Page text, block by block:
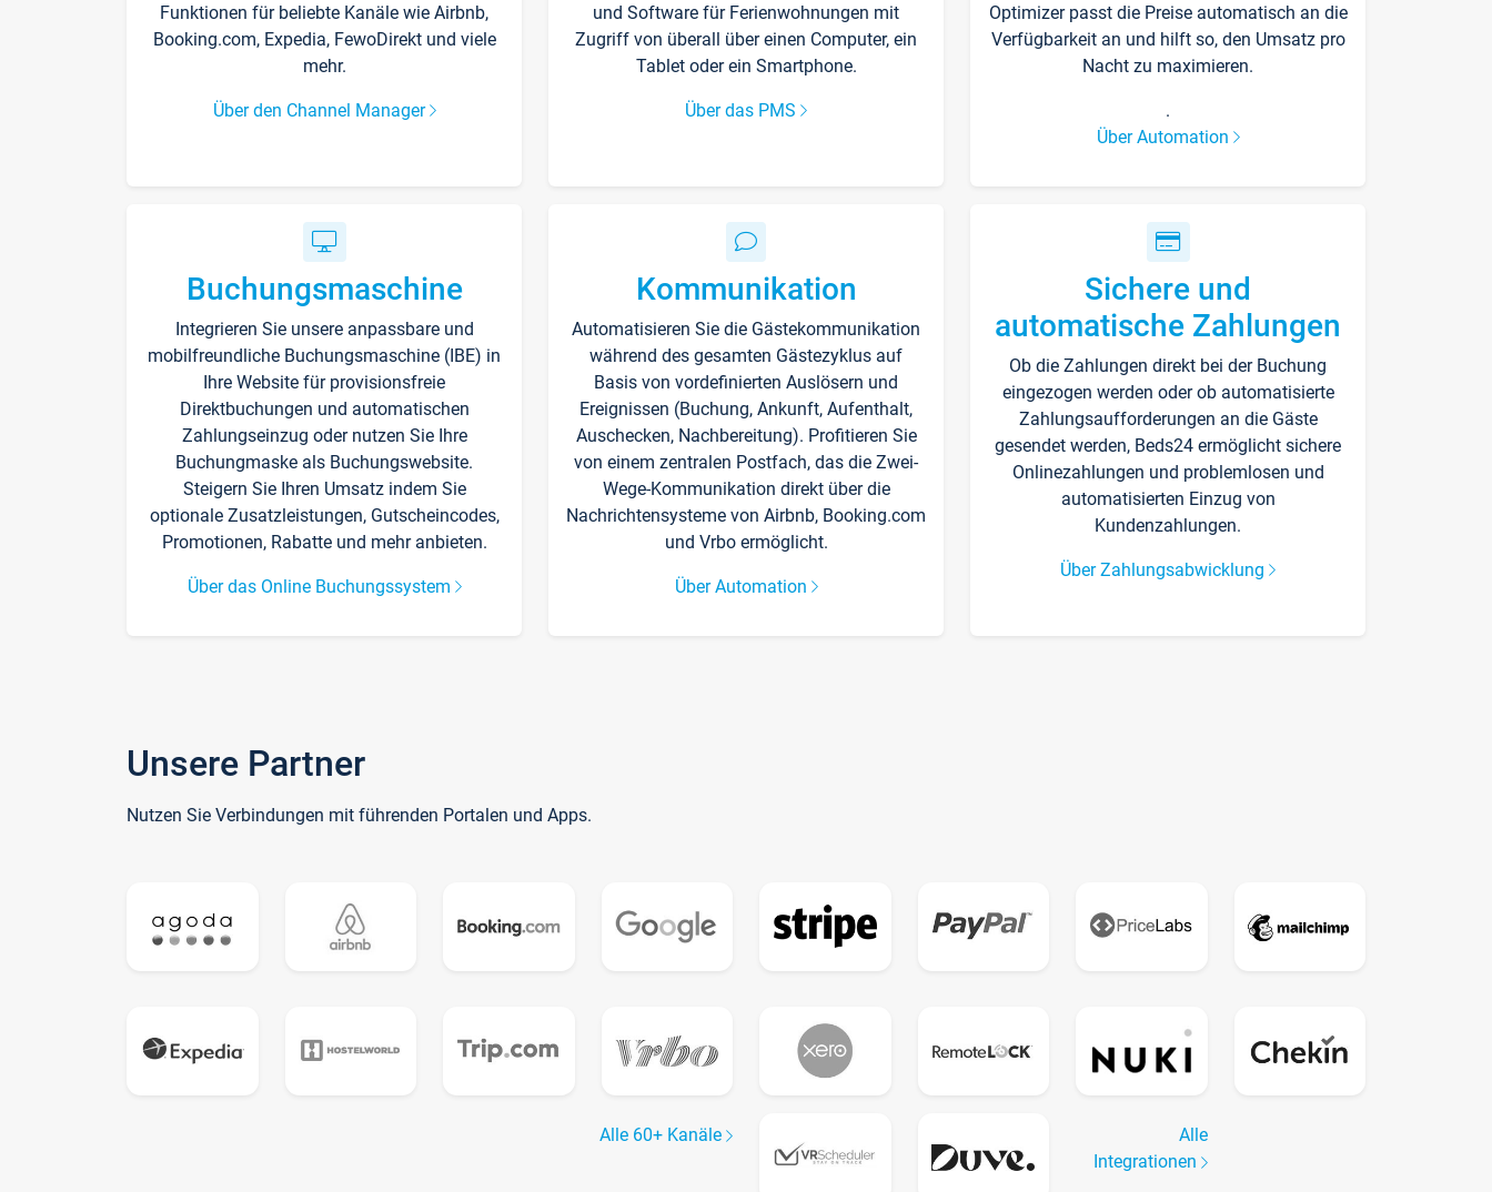
Funktionen für beliebte Kanäle wie Airbnb,
Booking.com, Expedia, FewoDirekt und viele
mehr.
Über den Channel Manager
und Software für Ferienwohnungen mit
Zugriff von überall über einen Computer, ein
Tablet oder ein Smartphone.
Über das PMS
Optimizer passt die Preise automatisch an die
Verfügbarkeit an und hilft so, den Umsatz pro
Nacht zu maximieren.
.
Über Automation
Buchungsmaschine
Integrieren Sie unsere anpassbare und
mobilfreundliche Buchungsmaschine (IBE) in
Ihre Website für provisionsfreie
Direktbuchungen und automatischen
Zahlungseinzug oder nutzen Sie Ihre
Buchungmaske als Buchungswebsite.
Steigern Sie Ihren Umsatz indem Sie
optionale Zusatzleistungen, Gutscheincodes,
Promotionen, Rabatte und mehr anbieten.
Über das Online Buchungssystem
Kommunikation
Automatisieren Sie die Gästekommunikation
während des gesamten Gästezyklus auf
Basis von vordefinierten Auslösern und
Ereignissen (Buchung, Ankunft, Aufenthalt,
Auschecken, Nachbereitung). Profitieren Sie
von einem zentralen Postfach, das die Zwei-
Wege-Kommunikation direkt über die
Nachrichtensysteme von Airbnb, Booking.com
und Vrbo ermöglicht.
Über Automation
Sichere und
automatische Zahlungen
Ob die Zahlungen direkt bei der Buchung
eingezogen werden oder ob automatisierte
Zahlungsaufforderungen an die Gäste
gesendet werden, Beds24 ermöglicht sichere
Onlinezahlungen und problemlosen und
automatisierten Einzug von
Kundenzahlungen.
Über Zahlungsabwicklung
Unsere Partner
Nutzen Sie Verbindungen mit führenden Portalen und Apps.
Alle 60+ Kanäle
Alle
Integrationen